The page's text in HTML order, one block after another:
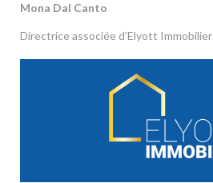
Mona Dal Canto
Directrice associée d’Elyott Immobilier